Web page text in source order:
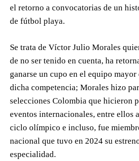
el retorno a convocatorias de un
de fútbol playa.
Se trata de Víctor Julio Morales
de no ser tenido en cuenta, ha
ganarse un cupo en el equipo
dicha competencia; Morales hizo
selecciones Colombia que hicieron
eventos internacionales, entre ellos
ciclo olímpico e incluso, fue
nacional que tuvo en 2024 su
especialidad.